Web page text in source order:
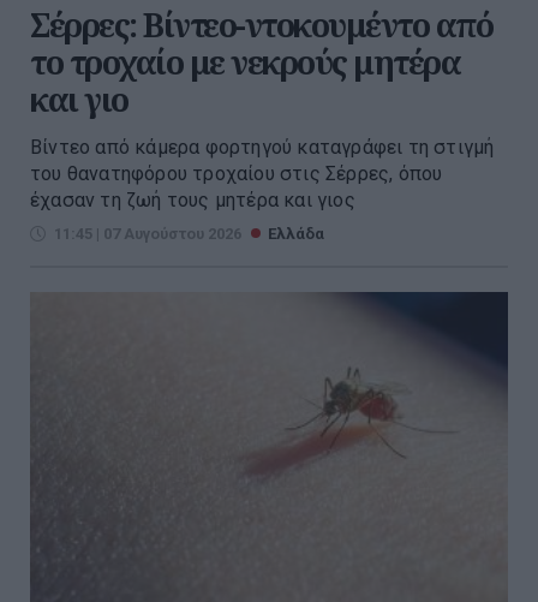
Σέρρες: Βίντεο-ντοκουμέντο από
το τροχαίο με νεκρούς μητέρα
και γιο
Βίντεο από κάμερα φορτηγού καταγράφει τη στιγμή
του θανατηφόρου τροχαίου στις Σέρρες, όπου
έχασαν τη ζωή τους μητέρα και γιος
11:45 | 07 Αυγούστου 2026 Ελλάδα